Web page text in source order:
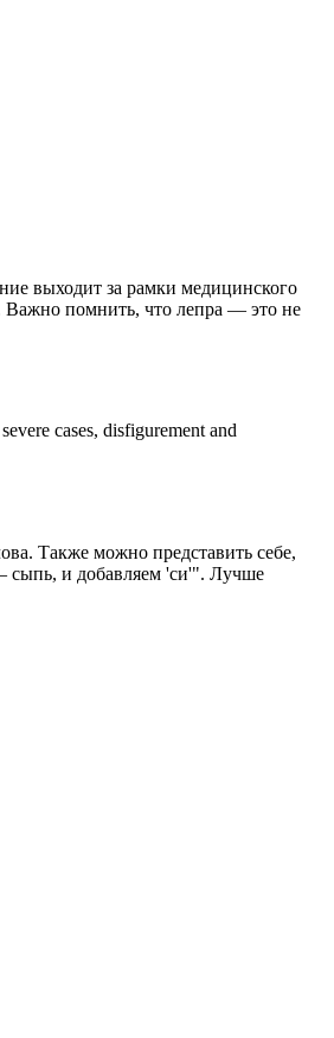
выходит за рамки медицинского
Важно помнить, что лепра — это не
cases, disfigurement and
Также можно представить себе,
сыпь, и добавляем 'си'". Лучше